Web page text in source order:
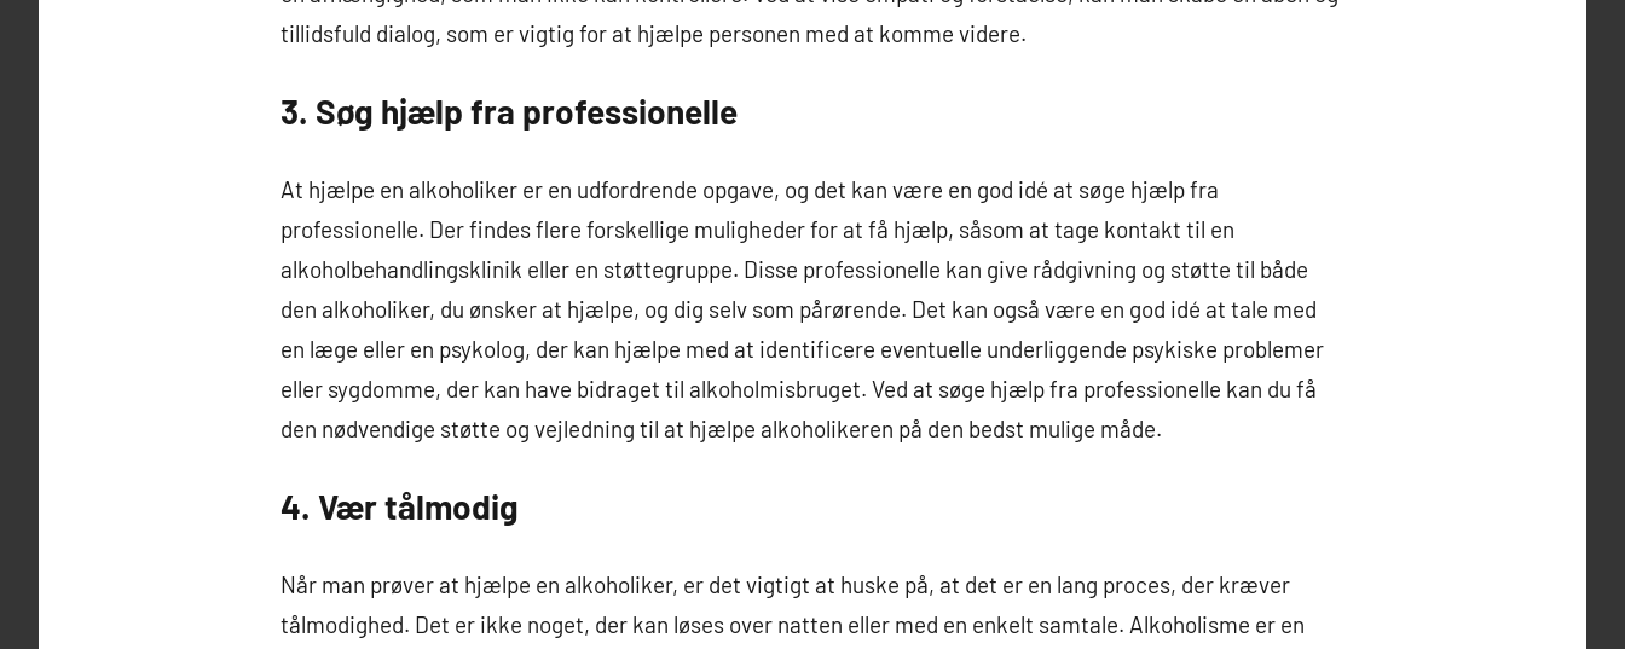
tillidsfuld dialog, som er vigtig for at hjælpe personen med at komme videre.
3. Søg hjælp fra professionelle
At hjælpe en alkoholiker er en udfordrende opgave, og det kan være en god idé at søge hjælp fra
professionelle. Der findes flere forskellige muligheder for at få hjælp, såsom at tage kontakt til en
alkoholbehandlingsklinik eller en støttegruppe. Disse professionelle kan give rådgivning og støtte til både
den alkoholiker, du ønsker at hjælpe, og dig selv som pårørende. Det kan også være en god idé at tale med
en læge eller en psykolog, der kan hjælpe med at identificere eventuelle underliggende psykiske problemer
eller sygdomme, der kan have bidraget til alkoholmisbruget. Ved at søge hjælp fra professionelle kan du få
den nødvendige støtte og vejledning til at hjælpe alkoholikeren på den bedst mulige måde.
4. Vær tålmodig
Når man prøver at hjælpe en alkoholiker, er det vigtigt at huske på, at det er en lang proces, der kræver
tålmodighed. Det er ikke noget, der kan løses over natten eller med en enkelt samtale. Alkoholisme er en